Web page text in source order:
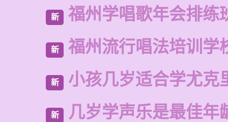
新 福州学唱歌年会排练
新 福州流行唱法培训学
新 小孩几岁适合学尤克
新 几岁学声乐是最佳年